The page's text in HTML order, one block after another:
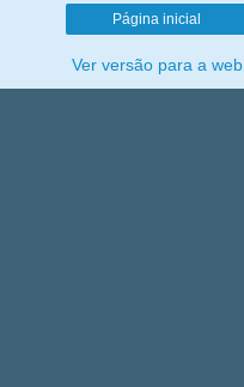
Página inicial
Ver versão para a web